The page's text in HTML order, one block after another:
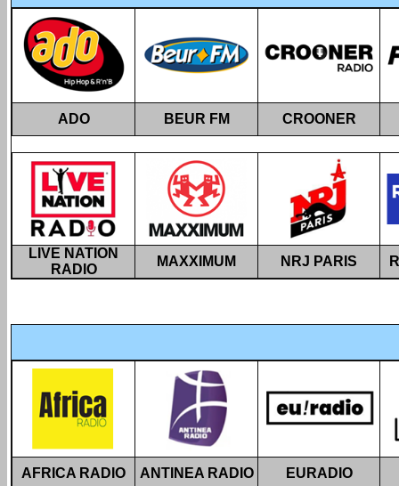
ADO BEUR FM CROONER
LIVE NATION
RADIO
MAXXIMUM NRJ PARIS
AFRICA RADIO ANTINEA RADIO EURADIO